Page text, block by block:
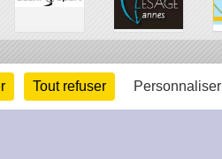
Tout refuser Personnaliser